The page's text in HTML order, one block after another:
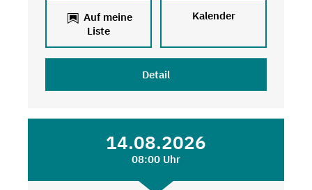
Auf meine
Liste
Kalender
Detail
14.08.2026
08:00 Uhr